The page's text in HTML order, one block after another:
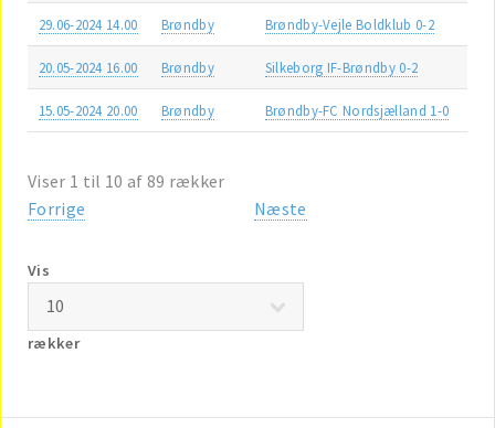
29.06-2024 14.00 Brøndby Brøndby-Vejle Boldklub 0-2
20.05-2024 16.00 Brøndby Silkeborg IF-Brøndby 0-2
15.05-2024 20.00 Brøndby Brøndby-FC Nordsjælland 1-0
Viser 1 til 10 af 89 rækker
Forrige
Næste
Vis
rækker